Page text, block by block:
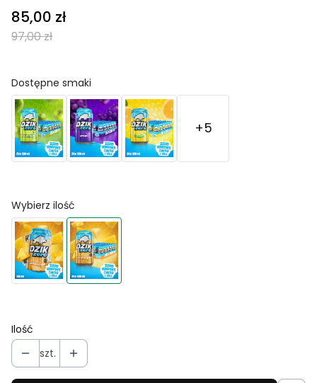
85,00 zł
97,00 zł
Dostępne smaki
+5
Wybierz ilość
Ilość
szt.